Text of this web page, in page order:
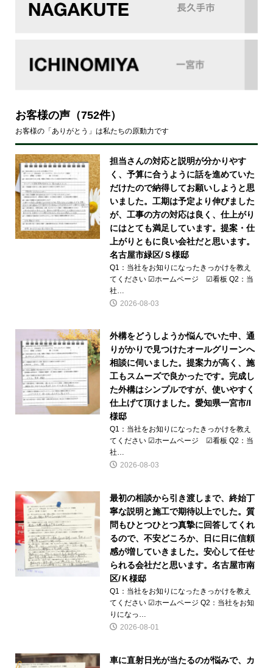
お客様の声（752件）
お客様の「ありがとう」は私たちの原動力です
担当さんの対応と説明が分かりやす
く、予算に合うように話を進めていた
だけたので納得してお願いしようと思
いました。工期は予定より伸びました
が、工事の方の対応は良く、仕上がり
にはとても満足しています。提案・仕
上がりともに良い会社だと思います。
名古屋市緑区/Ｓ様邸
Q1：当社をお知りになったきっかけを教え
てください ☑ホームページ ☑看板 Q2：当
社…
2026-08-03
外構をどうしようか悩んでいた中、通
りがかりで見つけたオールグリーンへ
相談に伺いました。提案力が高く、施
工もスムーズで良かったです。完成し
た外構はシンプルですが、使いやすく
仕上げて頂けました。愛知県一宮市/I
様邸
Q1：当社をお知りになったきっかけを教え
てください ☑ホームページ ☑看板 Q2：当
社…
2026-08-03
最初の相談から引き渡しまで、終始丁
寧な説明と施工で期待以上でした。質
問もひとつひとつ真摯に回答してくれ
るので、不安どころか、日に日に信頼
感が増していきました。安心して任せ
られる会社だと思います。名古屋市南
区/Ｋ様邸
Q1：当社をお知りになったきっかけを教え
てください ☑ホームページ Q2：当社をお知
りになっ…
2026-08-01
車に直射日光が当たるのが悩みで、カ